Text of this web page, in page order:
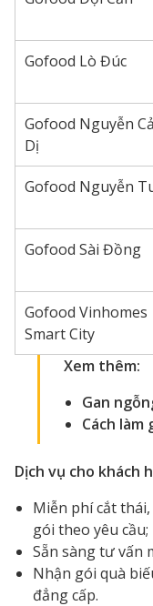
Gofood Lò Đúc
Gofood Nguyễn
Dị
Gofood Nguyễn
Gofood Sài Đồng
Gofood Vinhomes
Smart City
Xem thêm:
Gan
Cách làm
Dịch vụ cho khách
Miễn phí cắt
gói theo yêu cầu;
Sẵn sàng tư vấn
Nhận gói quà
đẳng cấp.